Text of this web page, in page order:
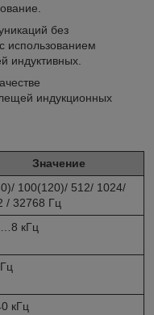
без
использованием
индуктивных.
индукционных
Значение
100(120)/ 512/ 1024/
/ 32768 Гц
кГц
кГц